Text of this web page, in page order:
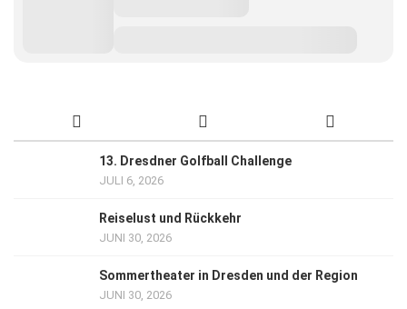
13. Dresdner Golfball Challenge
JULI 6, 2026
Reiselust und Rückkehr
JUNI 30, 2026
Sommertheater in Dresden und der Region
JUNI 30, 2026